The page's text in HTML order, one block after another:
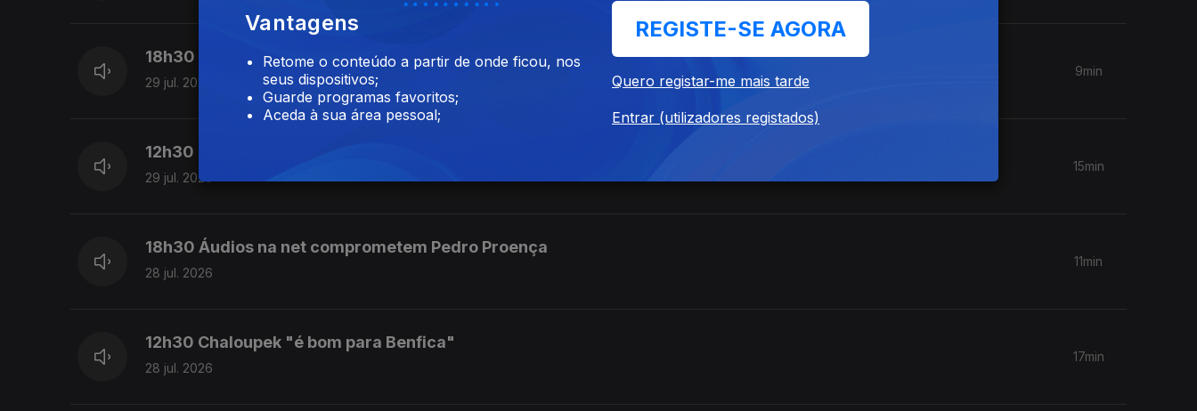
18h30 Marco Silva conta com mundialistas
29 jul. 2026
9min
12h30 Proença e APAF reunidos; FC Porto negoceia Souza
29 jul. 2026
15min
18h30 Áudios na net comprometem Pedro Proença
28 jul. 2026
11min
12h30 Chaloupek "é bom para Benfica"
28 jul. 2026
17min
Vantagens
Retome o conteúdo a partir de onde ficou, nos
seus dispositivos;
Guarde programas favoritos;
Aceda à sua área pessoal;
REGISTE-SE AGORA
Quero registar-me mais tarde
Entrar (utilizadores registados)